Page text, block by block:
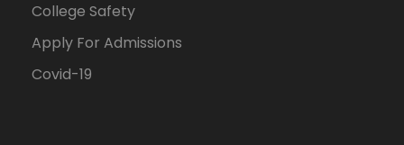
College Safety
Apply For Admissions
Covid-19